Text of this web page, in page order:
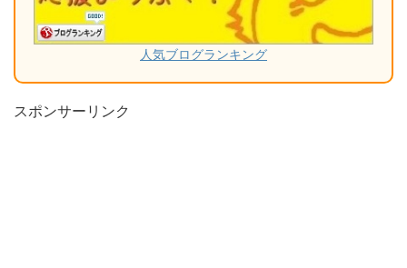
人気ブログランキング
スポンサーリンク